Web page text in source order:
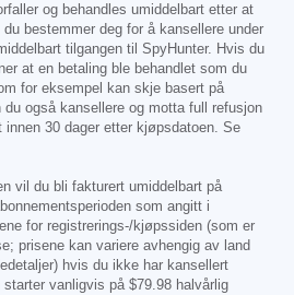
og behandles umiddelbart etter at
bestemmer deg for å kansellere under
tilgangen til SpyHunter. Hvis du
at en betaling ble behandlet som du
for eksempel kan skje basert på
også kansellere og motta full refusjon
30 dager etter kjøpsdatoen. Se
vil du bli fakturert umiddelbart på
som angitt i
for registrerings-/kjøpssiden (som er
prisene kan variere avhengig av land
hvis du ikke har kansellert
starter vanligvis på $79.98 halvårlig